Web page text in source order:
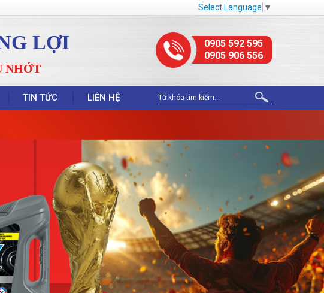
Select Language ▼
LỢI
NHỚT
0905 592 595
0905 906 556
TIN TỨC LIÊN HỆ